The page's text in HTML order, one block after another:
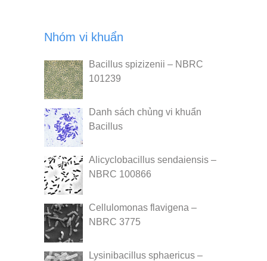
Nhóm vi khuẩn
Bacillus spizizenii – NBRC
101239
Danh sách chủng vi khuẩn
Bacillus
Alicyclobacillus sendaiensis –
NBRC 100866
Cellulomonas flavigena –
NBRC 3775
Lysinibacillus sphaericus –